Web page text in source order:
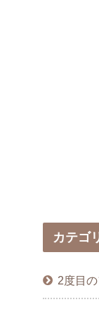
カテゴ
2度目